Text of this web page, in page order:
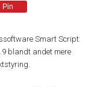
Pin
Smart Script:
blandt andet mere